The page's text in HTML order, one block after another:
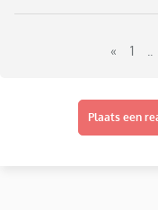
beetje mollig, maar je
Maar hoe pak ik dit
de dietiste, maar ik
« 1
Plaats een